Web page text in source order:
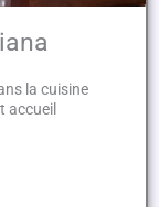
la cuisine
accueil